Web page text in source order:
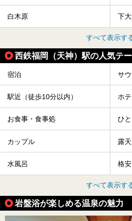
白木原 下大
すべて表示す
西鉄福岡（天神）駅の人気テ
宿泊 サ
駅近（徒歩10分以内） ホ
お食事・食事処 ひ
カップル 露
水風呂 格
すべて表示す
岩盤浴が楽しめる温泉の魅力